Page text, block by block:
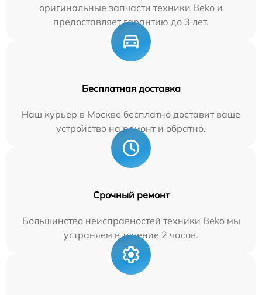
оригинальные запчасти техники Beko и
предоставляет гарантию до 3 лет.
Бесплатная доставка
Наш курьер в Москве бесплатно доставит ваше
устройство на ремонт и обратно.
Срочный ремонт
Большинство неисправностей техники Beko мы
устраняем в течение 2 часов.